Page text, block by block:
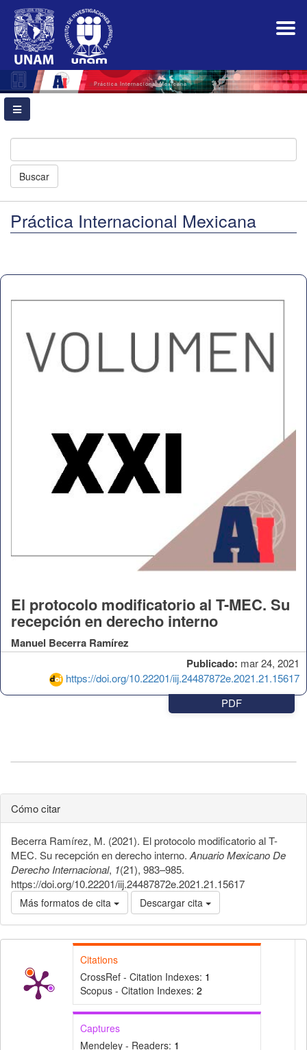
Navegación
principal
Contenido
principal
Barra
lateral
Práctica Internacional Mexicana
Buscar
Práctica Internacional Mexicana
Publicado: mar 24, 2021
https://doi.org/10.22201/iij.24487872e.2021.21.15617
El protocolo modificatorio al T-MEC. Su
recepción en derecho interno
Manuel Becerra Ramírez
PDF
Cómo citar
Becerra Ramírez, M. (2021). El protocolo modificatorio al T-
MEC. Su recepción en derecho interno. Anuario Mexicano De
Derecho Internacional, 1(21), 983–985.
https://doi.org/10.22201/iij.24487872e.2021.21.15617
Más formatos de cita Descargar cita
Citations
CrossRef - Citation Indexes: 1
Scopus - Citation Indexes: 2
Captures
Mendeley - Readers: 1